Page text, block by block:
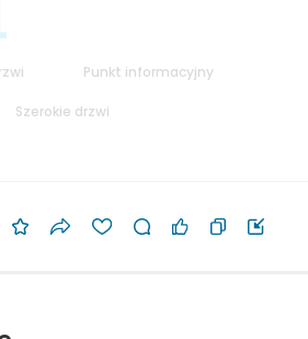
Punkt informacyjny
Szerokie drzwi